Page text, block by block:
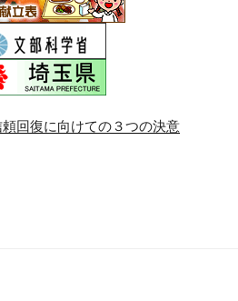
回復に向けての３つの決意